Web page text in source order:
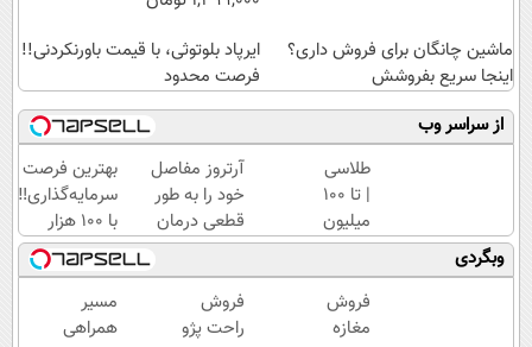
ماشین چانگان برای فروش داری؟
اینجا سریع بفروشش
ایرپاد بلوتوثی، با قیمت باورنکردنی!!
فرصت محدود
از سراسر وب
طلاسی
| تا 100
میلیون
وام
آنی
خرید
طلا💰
آرتروز مفاصل
خود را به طور
قطعی درمان
کنید!
◗پرسش‌نامه◖
بهترین فرصت
سرمایه‌گذاری‼️
با 100 هزار
تومان طلا
بخر‼️
وبگردی
فروش
مغازه
فروش
راحت پژو
مسیر
همراهی